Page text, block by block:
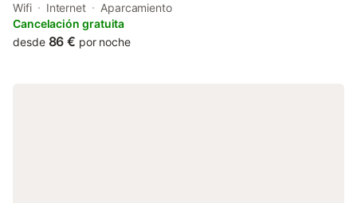
offers a garden. The apartment features family rooms.
Wifi Internet
Aparcamiento
Cancelación gratuita
desde 86 € por noche